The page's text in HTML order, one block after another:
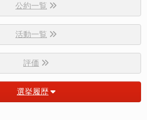
公約一覧
活動一覧
評価
選挙履歴